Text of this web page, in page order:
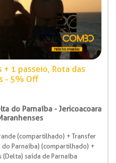
1 passeio, Rota das
- 5% Off
do Parnaíba - Jericoacoara
(compartilhado) + Transfer
Parnaíba) (compartilhado) +
(Delta) saída de Parnaíba